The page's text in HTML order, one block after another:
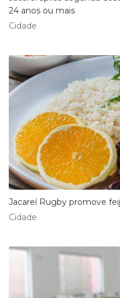
24 anos ou mais
Cidade
Jacareí Rugby promove
Cidade